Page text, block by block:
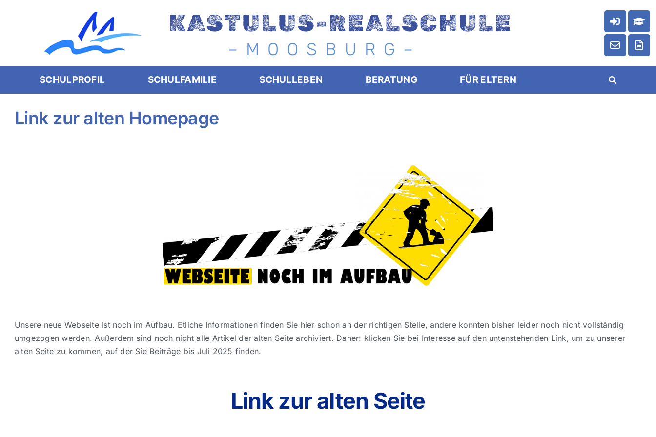
KASTULUS-REALSCHULE
– M O O S B U R G –
SCHULPROFIL SCHULFAMILIE SCHULLEBEN BERATUNG FÜR ELTERN
Link zur alten Homepage
Unsere neue Webseite ist noch im Aufbau. Etliche Informationen finden Sie hier schon an der richtigen Stelle, andere konnten bisher leider noch nicht vollständig
umgezogen werden. Außerdem sind noch nicht alle Artikel der alten Seite archiviert. Daher: klicken Sie bei Interesse auf den untenstehenden Link, um zu unserer
alten Seite zu kommen, auf der Sie Beiträge bis Juli 2025 finden.
Link zur alten Seite